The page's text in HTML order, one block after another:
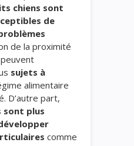
chiens sont
de
de la proximité
sujets à
alimentaire
D’autre part,
sont plus
comme